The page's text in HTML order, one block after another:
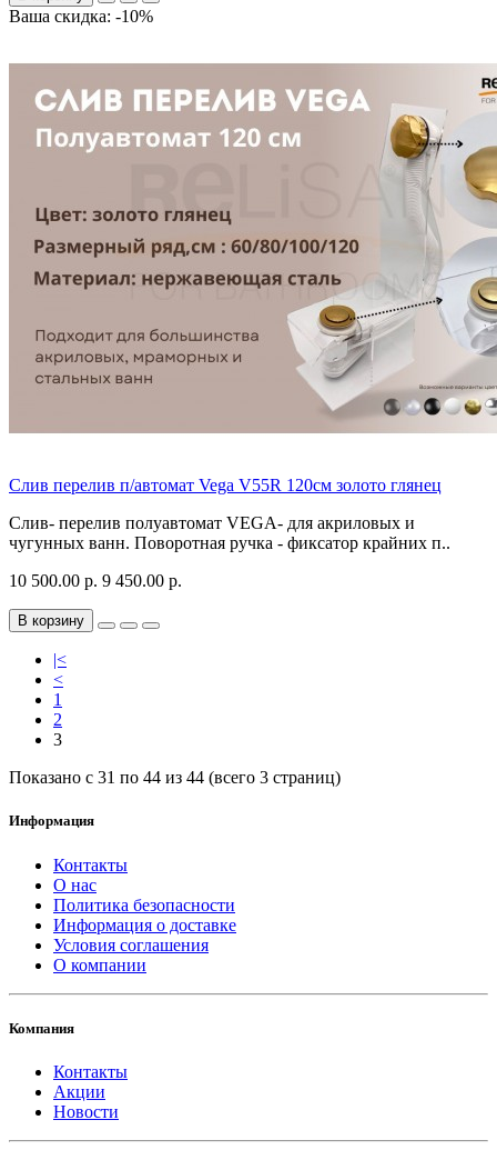
Ваша скидка: -10%
Слив перелив п/автомат Vega V55R 120см золото глянец
Слив- перелив полуавтомат VEGA- для акриловых и
чугунных ванн. Поворотная ручка - фиксатор крайних п..
10 500.00 р. 9 450.00 р.
В корзину
|<
<
1
2
3
Показано с 31 по 44 из 44 (всего 3 страниц)
Информация
Контакты
О нас
Политика безопасности
Информация о доставке
Условия соглашения
О компании
Компания
Контакты
Акции
Новости